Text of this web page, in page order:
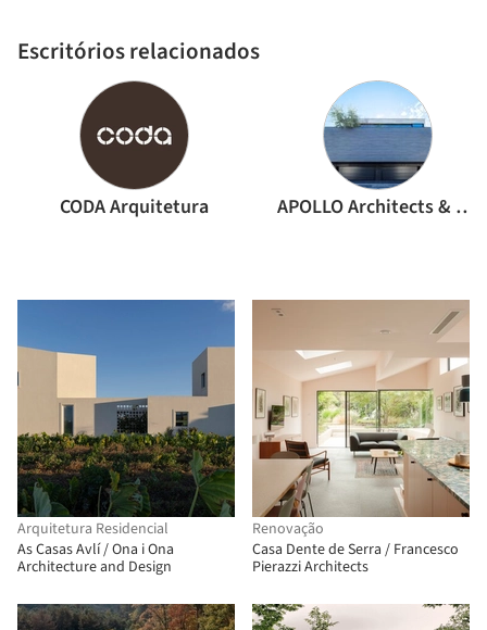
Escritórios relacionados
CODA Arquitetura APOLLO Architects & Associates
Arquitetura Residencial
As Casas Avlí / Ona i Ona
Architecture and Design
Renovação
Casa Dente de Serra / Francesco
Pierazzi Architects